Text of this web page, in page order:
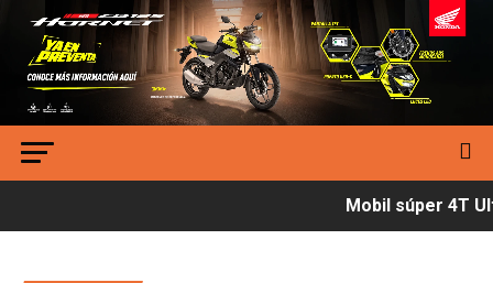
Mobil súper 4T